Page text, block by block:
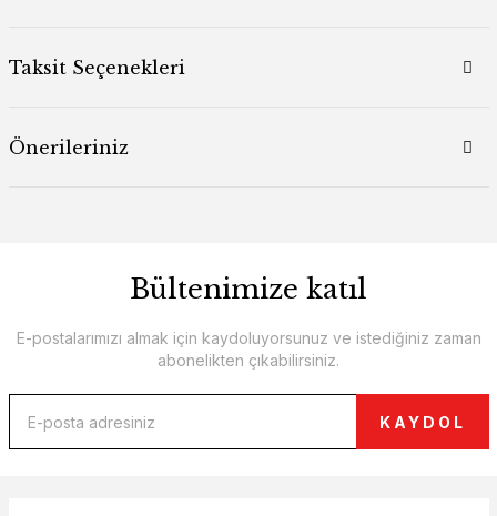
Taksit Seçenekleri
Önerileriniz
Bültenimize katıl
E-postalarımızı almak için kaydoluyorsunuz ve istediğiniz zaman
abonelikten çıkabilirsiniz.
KAYDOL